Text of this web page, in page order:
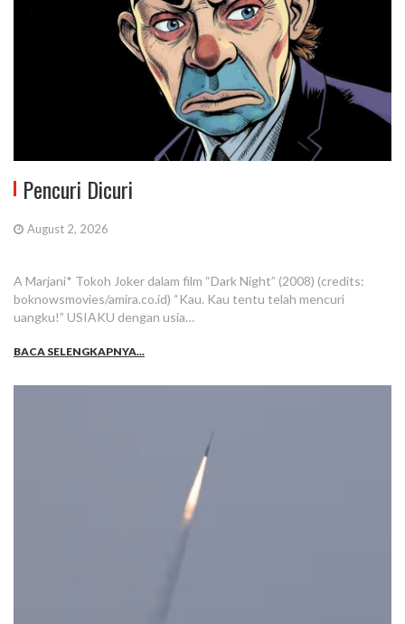
Pencuri Dicuri
August 2, 2026
A Marjani* Tokoh Joker dalam film “Dark Night” (2008) (credits:
boknowsmovies/amira.co.id) “Kau. Kau tentu telah mencuri
uangku!” USIAKU dengan usia…
BACA SELENGKAPNYA...